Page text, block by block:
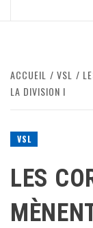
ACCUEIL VSL
LA DIVISION I
VSL
LES